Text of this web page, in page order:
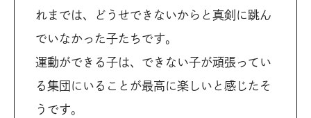
れまでは、どうせできないからと真剣に跳ん
でいなかった子たちです。
運動ができる子は、できない子が頑張ってい
る集団にいることが最高に楽しいと感じたそ
うです。